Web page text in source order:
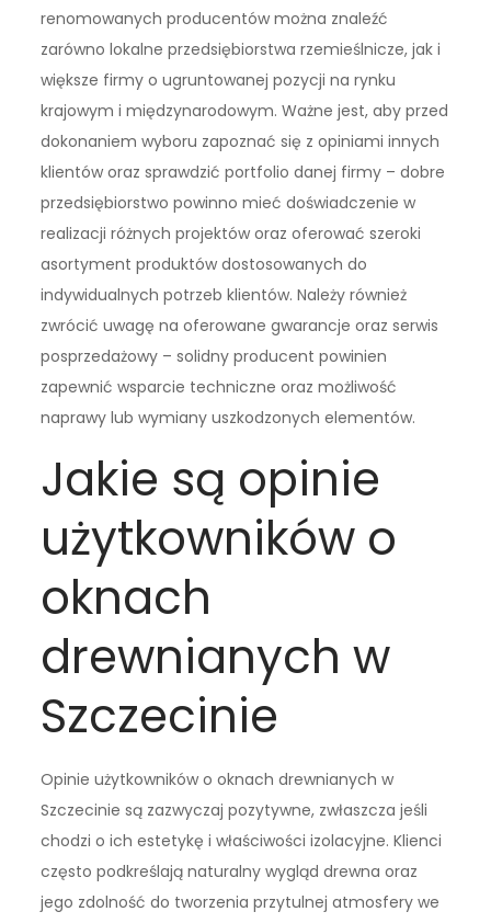
renomowanych producentów można znaleźć
zarówno lokalne przedsiębiorstwa rzemieślnicze, jak i
większe firmy o ugruntowanej pozycji na rynku
krajowym i międzynarodowym. Ważne jest, aby przed
dokonaniem wyboru zapoznać się z opiniami innych
klientów oraz sprawdzić portfolio danej firmy – dobre
przedsiębiorstwo powinno mieć doświadczenie w
realizacji różnych projektów oraz oferować szeroki
asortyment produktów dostosowanych do
indywidualnych potrzeb klientów. Należy również
zwrócić uwagę na oferowane gwarancje oraz serwis
posprzedażowy – solidny producent powinien
zapewnić wsparcie techniczne oraz możliwość
naprawy lub wymiany uszkodzonych elementów.
Jakie są opinie
użytkowników o
oknach
drewnianych w
Szczecinie
Opinie użytkowników o oknach drewnianych w
Szczecinie są zazwyczaj pozytywne, zwłaszcza jeśli
chodzi o ich estetykę i właściwości izolacyjne. Klienci
często podkreślają naturalny wygląd drewna oraz
jego zdolność do tworzenia przytulnej atmosfery we